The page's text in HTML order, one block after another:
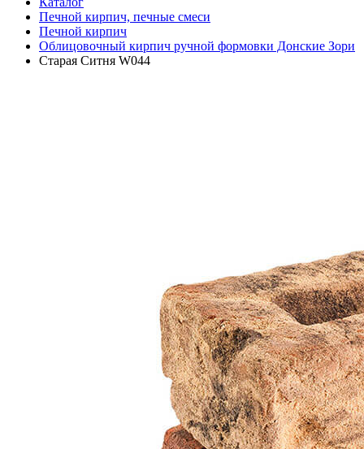
Печной кирпич, печные смеси
Печной кирпич
Облицовочный кирпич ручной формовки Донские Зори
Старая Ситня W044